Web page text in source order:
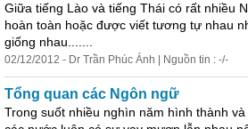
Giữa tiếng Lào và tiếng Thái có rất nhiều
hoàn toàn hoặc được viết tương tự nhau
giống nhau.......
02/12/2012 - Dr Trần Phúc Ánh | Nguồn tin : -/-
Tổng quan các Ngôn ngữ
Trong suốt nhiều nghìn năm hình thành